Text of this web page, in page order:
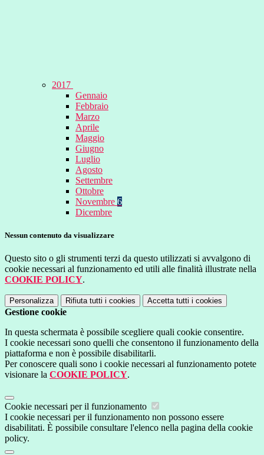
2017
Gennaio
Febbraio
Marzo
Aprile
Maggio
Giugno
Luglio
Agosto
Settembre
Ottobre
Novembre 6
Dicembre
Nessun contenuto da visualizzare
Questo sito o gli strumenti terzi da questo utilizzati si avvalgono di
cookie necessari al funzionamento ed utili alle finalità illustrate nella
COOKIE POLICY.
Personalizza Rifiuta tutti i cookies Accetta tutti i cookies
Gestione cookie
In questa schermata è possibile scegliere quali cookie consentire.
I cookie necessari sono quelli che consentono il funzionamento della
piattaforma e non è possibile disabilitarli.
Per conoscere quali sono i cookie necessari al funzionamento potete
visionare la COOKIE POLICY.
Cookie necessari per il funzionamento
I cookie necessari per il funzionamento non possono essere
disabilitati. È possibile consultare l'elenco nella pagina della cookie
policy.